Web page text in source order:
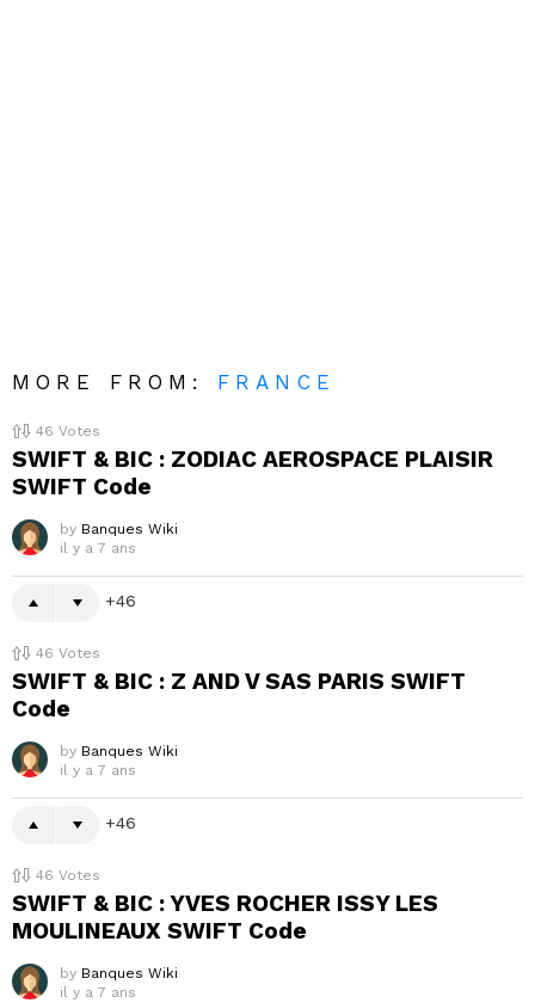
MORE FROM: FRANCE
46 Votes
SWIFT & BIC : ZODIAC AEROSPACE PLAISIR
SWIFT Code
by Banques Wiki
il y a 7 ans
46
46 Votes
SWIFT & BIC : Z AND V SAS PARIS SWIFT
Code
by Banques Wiki
il y a 7 ans
46
46 Votes
SWIFT & BIC : YVES ROCHER ISSY LES
MOULINEAUX SWIFT Code
by Banques Wiki
il y a 7 ans